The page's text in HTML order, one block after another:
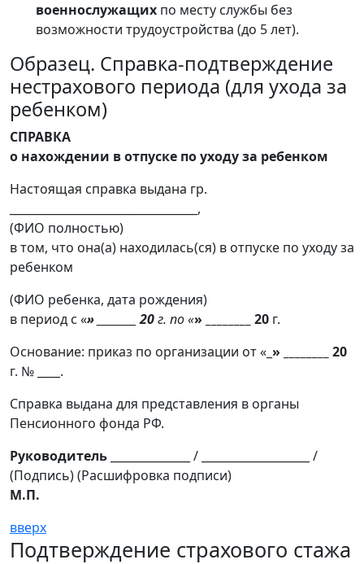
военнослужащих по месту службы без
возможности трудоустройства (до 5 лет).
Образец. Справка-подтверждение
нестрахового периода (для ухода за
ребенком)
СПРАВКА
о нахождении в отпуске по уходу за ребенком
Настоящая справка выдана гр.
_________________________________,
(ФИО полностью)
в том, что она(а) находилась(ся) в отпуске по уходу за
ребенком
(ФИО ребенка, дата рождения)
в период с «» ________ 20г. по «» ________ 20 г.
Основание: приказ по организации от «_ » ________ 20
г. № ____.
Справка выдана для представления в органы
Пенсионного фонда РФ.
Руководитель ______________ / ___________________ /
(Подпись) (Расшифровка подписи)
М.П.
вверх
Подтверждение страхового стажа